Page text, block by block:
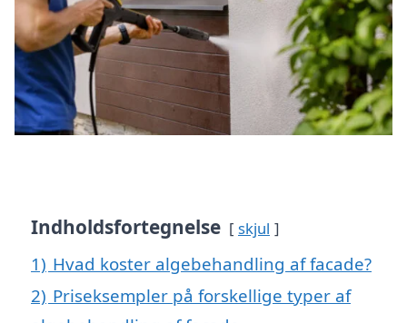
Indholdsfortegnelse skjul
1) Hvad koster algebehandling af facade?
2) Priseksempler på forskellige typer af